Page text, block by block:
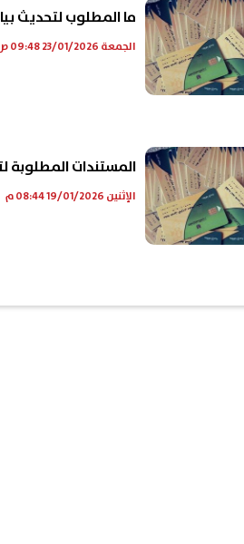
ما المطلوب لتحديث بيانات بطاقة
الجمعة 23/01/2026 09:48 ص
المستندات المطلوبة
الإثنين 19/01/2026 08:44 م